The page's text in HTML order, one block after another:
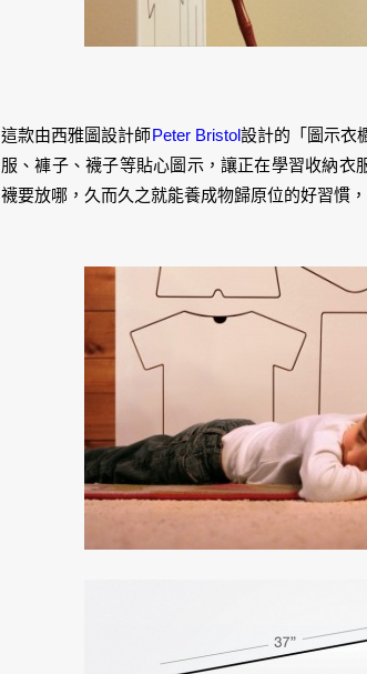
這款由西雅圖設計師Peter Bristol設計的「圖示衣
服、褲子、襪子等貼心圖示，讓正在學習收納
襪要放哪，久而久之就能養成物歸原位的好習慣